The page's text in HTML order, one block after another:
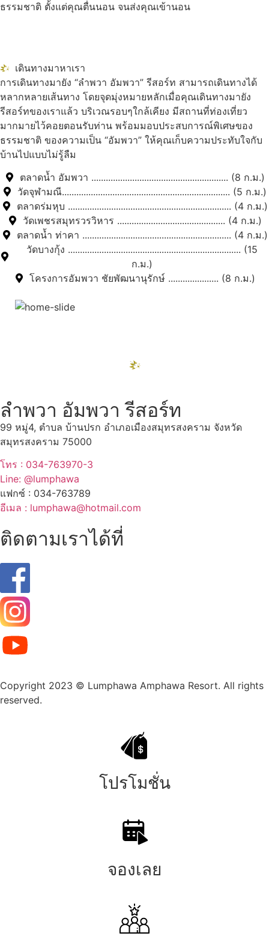
ธรรมชาติ ตั้งแต่คุณตื่นนอน จนส่งคุณเข้านอน
เดินทางมาหาเรา
การเดินทางมายัง “ลำพวา อัมพวา” รีสอร์ท สามารถเดินทางได้
หลากหลายเส้นทาง โดยจุดมุ่งหมายหลักเมื่อคุณเดินทางมายัง
รีสอร์ทของเราแล้ว บริเวณรอบๆใกล้เคียง มีสถานที่ท่องเที่ยว
มากมายไว้คอยตอนรับท่าน พร้อมมอบประสบการณ์พิเศษของ
ธรรมชาติ ของความเป็น “อัมพวา” ให้คุณเก็บความประทับใจกับ
บ้านไปแบบไม่รู้ลืม
ตลาดน้ำ อัมพวา ......................................................... (8 ก.ม.)
วัดจุฬามณี...................................................................... (5 ก.ม.)
ตลาดร่มหุบ .................................................................... (4 ก.ม.)
วัดเพชรสมุทรวรวิหาร ............................................. (4 ก.ม.)
ตลาดน้ำ ท่าคา .............................................................. (4 ก.ม.)
วัดบางกุ้ง ........................................................................ (15
ก.ม.)
โครงการอัมพวา ชัยพัฒนานุรักษ์ ..................... (8 ก.ม.)
ลำพวา อัมพวา รีสอร์ท
99 หมู่4, ตำบล บ้านปรก อำเภอเมืองสมุทรสงคราม จังหวัด
สมุทรสงคราม 75000
โทร : 034-763970-3
Line: @lumphawa
แฟกซ์ : 034-763789
อีเมล : lumphawa@hotmail.com
ติดตามเราได้ที่
Copyright 2023 © Lumphawa Amphawa Resort. All rights
reserved.
โปรโมชั่น
จองเลย